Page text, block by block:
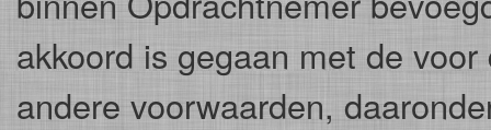
akkoord is gegaan met de
andere voorwaarden,